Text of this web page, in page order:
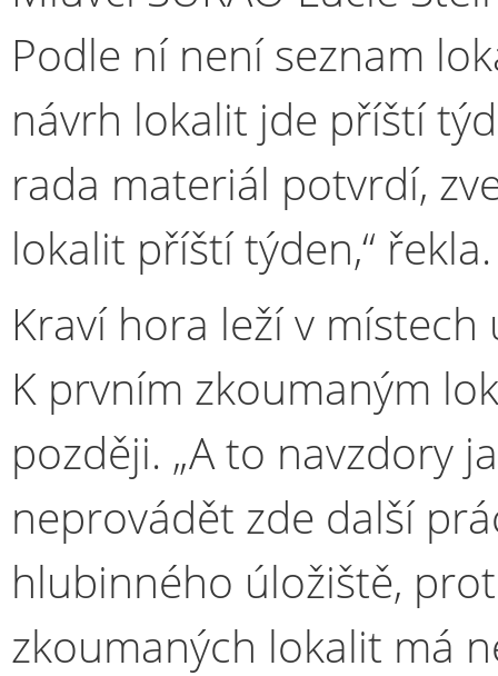
Podle ní není seznam
návrh lokalit jde příští
rada materiál potvrdí,
lokalit příští týden,“ řekla.
Kraví hora leží v
K prvním zkoumaným
později. „A to navzdory
neprovádět zde další
hlubinného úložiště,
zkoumaných lokalit má